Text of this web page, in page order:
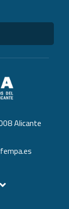
Alicante